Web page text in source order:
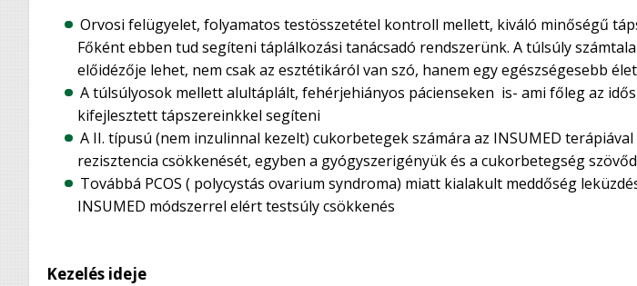
Orvosi felügyelet, folyamatos testösszetétel kontroll mellett, kiváló minőségű
Főként ebben tud segíteni táplálkozási tanácsadó rendszerünk. A túlsúly
előidézője lehet, nem csak az esztétikáról van szó, hanem egy egészségesebb
A túlsúlyosok mellett alultáplált, fehérjehiányos pácienseken is- ami főleg az
kifejlesztett tápszereinkkel segíteni
A II. típusú (nem inzulinnal kezelt) cukorbetegek számára az INSUMED
rezisztencia csökkenését, egyben a gyógyszerigényük és a cukorbetegség
Továbbá PCOS ( polycystás ovarium syndroma) miatt kialakult meddőség
INSUMED módszerrel elért testsúly csökkenés
Kezelés ideje